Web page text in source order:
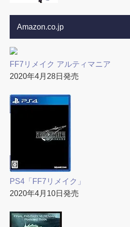
Amazon.co.jp
FF7リメイク アルティマニア
2020年4月28日発売
PS4「FF7リメイク」
2020年4月10日発売